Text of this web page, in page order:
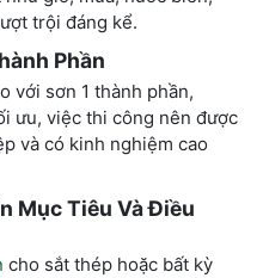
trội đáng kể.
Phần
với sơn 1 thành phần,
ưu, việc thi công nên được
và có kinh nghiệm cao
Mục Tiêu Và Điều
cho sắt thép hoặc bất kỳ